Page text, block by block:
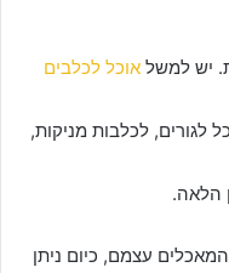
יש למשל אוכל לכלבים
לגורים, לכלבות מניקות,
הלאה.
עצמם, כיום ניתן